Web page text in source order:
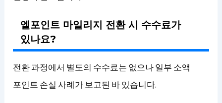
엘포인트 마일리지 전환 시 수수료가
있나요?
전환 과정에서 별도의 수수료는 없으나 일부 소액
포인트 손실 사례가 보고된 바 있습니다.